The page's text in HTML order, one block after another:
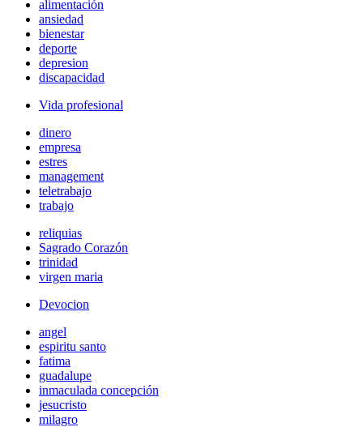
alimentación
ansiedad
bienestar
deporte
depresion
discapacidad
Vida profesional
dinero
empresa
estres
management
teletrabajo
trabajo
reliquias
Sagrado Corazón
trinidad
virgen maria
Devocion
angel
espiritu santo
fatima
guadalupe
inmaculada concepción
jesucristo
milagro